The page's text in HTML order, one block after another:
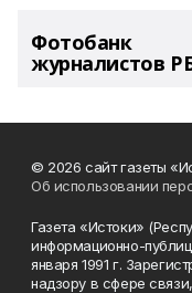
Фотобанк
журналистов
© 2026 сайт газеты
Об использовании
Газета «Истоки»
информационно-
января 1991 г.
надзору в сфере